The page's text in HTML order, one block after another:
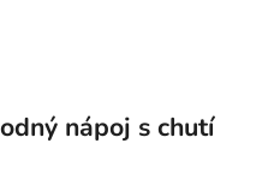
nápoj s chutí